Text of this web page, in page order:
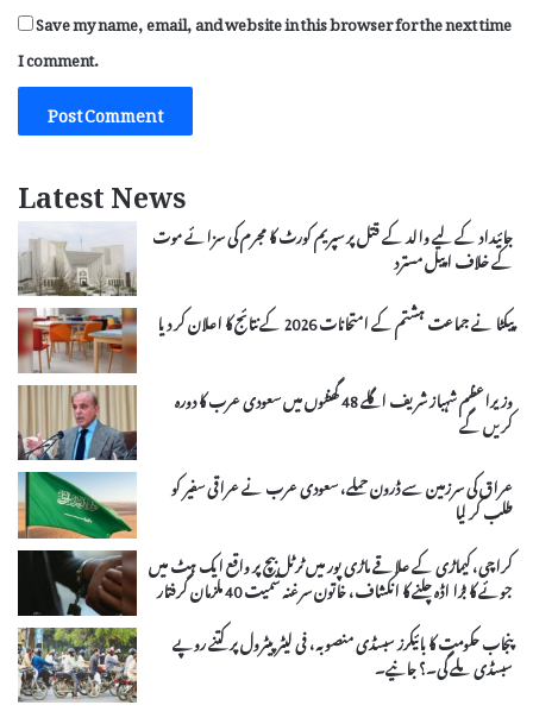
Save my name, email, and website in this browser for the next time
I comment.
Latest News
جائیداد کے لیے والد کے قتل پر سپریم کورٹ کا مجرم کی سزائے موت
کے خلاف اپیل مسترد
پیکٹا نے جماعت ہشتم کے امتحانات 2026 کے نتائج کا اعلان کر دیا
وزیراعظم شہباز شریف اگلے 48 گھنٹوں میں سعودی عرب کا دورہ
کریں گے
عراق کی سرزمین سے ڈرون حملے، سعودی عرب نے عراقی سفیر کو
طلب کر لیا
کراچی، کیماڑی کے علاقے ماڑی پور میں ٹرٹل بیچ پر واقع ایک ہٹ میں
جوئے کا بڑا اڈہ چلنے کا انکشاف، خاتون سرغنہ سمیت 40 ملزمان گرفتار
پنجاب حکومت کا بائیکرز سبسڈی منصوبہ، فی لیٹر پیٹرول پر کتنے روپے
سبسڈی ملے گی۔؟ جانیے۔